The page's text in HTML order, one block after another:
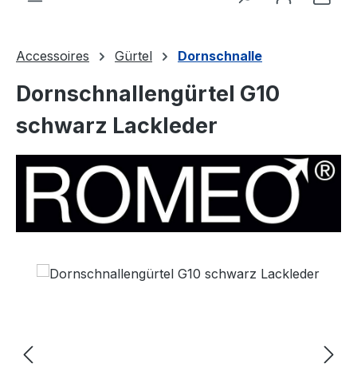
Accessoires Gürtel Dornschnalle
Dornschnallengürtel G10
schwarz Lackleder
Bildergalerie überspringen